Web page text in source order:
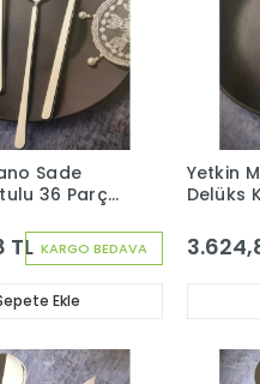
KARGO BEDAVA
Sade
36 Parça
TL
Ekle
Yetkin
Delüks
Bıçak